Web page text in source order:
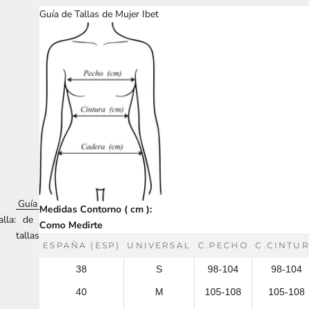
Guía
de
tallas
Guía de Tallas de Mujer Ibet
Medidas Contorno ( cm ):
Como Medirte
ESPAÑA (ESP) UNIVERSAL C.PECHO
38 S 98-104 98-104
40 M 105-108 105-108